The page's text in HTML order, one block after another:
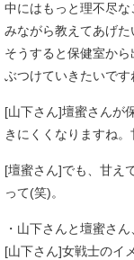
中にはもっと理不尽
みながら教えてあげた
そうすると保健室か
ぶつけていきたいです
[山下さん]壇蜜さんが
きにくくなりますね。
[壇蜜さん]でも、甘え
って(笑)。
・山下さんと壇蜜さ
[山下さん]女戦士のイ